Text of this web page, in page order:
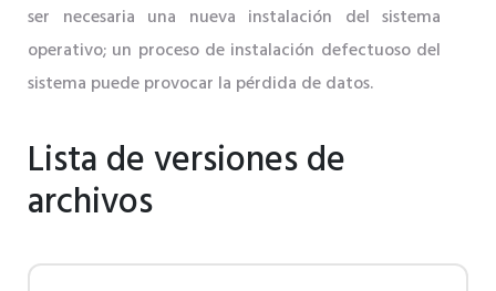
ser necesaria una nueva instalación del sistema
operativo; un proceso de instalación defectuoso del
sistema puede provocar la pérdida de datos.
Lista de versiones de
archivos